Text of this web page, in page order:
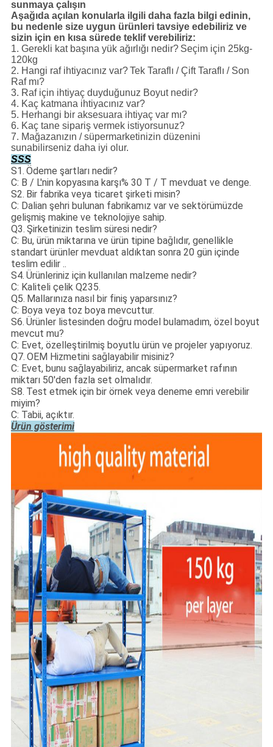
sunmaya çalışın
Aşağıda açılan konularla ilgili daha fazla bilgi edinin,
bu nedenle size uygun ürünleri tavsiye edebiliriz ve
sizin için en kısa sürede teklif verebiliriz:
1. Gerekli kat başına yük ağırlığı nedir? Seçim için 25kg-
120kg
2. Hangi raf ihtiyacınız var?Tek Taraflı / Çift Taraflı / Son
Raf mı?
3. Raf için ihtiyaç duyduğunuz Boyut nedir?
4. Kaç katmana ihtiyacınız var?
5. Herhangi bir aksesuara ihtiyaç var mı?
6. Kaç tane sipariş vermek istiyorsunuz?
7. Mağazanızın / süpermarketinizin düzenini
sunabilirseniz daha iyi olur.
SSS
S1. Ödeme şartları nedir?
C: B / L'nin kopyasına karşı% 30 T / T mevduat ve denge.
S2. Bir fabrika veya ticaret şirketi misin?
C: Dalian şehri bulunan fabrikamız var ve sektörümüzde
gelişmiş makine ve teknolojiye sahip.
Q3. Şirketinizin teslim süresi nedir?
C: Bu, ürün miktarına ve ürün tipine bağlıdır, genellikle
standart ürünler mevduat aldıktan sonra 20 gün içinde
teslim edilir ..
S4. Ürünleriniz için kullanılan malzeme nedir?
C: Kaliteli çelik Q235.
Q5. Mallarınıza nasıl bir finiş yaparsınız?
C: Boya veya toz boya mevcuttur.
S6. Ürünler listesinden doğru model bulamadım, özel boyut
mevcut mu?
C: Evet, özelleştirilmiş boyutlu ürün ve projeler yapıyoruz.
Q7. OEM Hizmetini sağlayabilir misiniz?
C: Evet, bunu sağlayabiliriz, ancak süpermarket rafının
miktarı 50'den fazla set olmalıdır.
S8. Test etmek için bir örnek veya deneme emri verebilir
miyim?
C: Tabii, açıktır.
Ürün gösterimi